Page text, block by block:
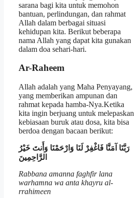
sarana bagi kita untuk memohon
bantuan, perlindungan, dan rahmat
Allah dalam berbagai situasi
kehidupan kita. Berikut beberapa
nama Allah yang dapat kita gunakan
dalam doa sehari-hari.
Ar-Raheem
Allah adalah yang Maha Penyayang,
yang memberikan ampunan dan
rahmat kepada hamba-Nya.Ketika
kita ingin berjuang untuk melepaskan
kebiasaan buruk atau dosa, kita bisa
berdoa dengan bacaan berikut:
رَبَّنَا آمَنَّا فَاغْفِرْ لَنَا وَارْحَمْنَا وَأَنتَ خَيْرُ
الرَّاحِمِينَ
Rabbana amanna faghfir lana
warhamna wa anta khayru al-
rrahimeen